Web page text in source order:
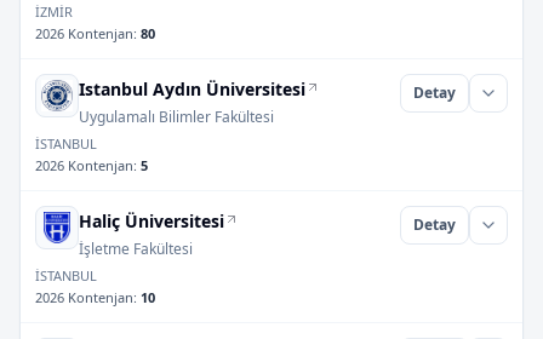
İZMİR
2026 Kontenjan: 80
Istanbul Aydın Üniversitesi
Uygulamalı Bilimler Fakültesi
Detay
İSTANBUL
2026 Kontenjan: 5
Haliç Üniversitesi
İşletme Fakültesi
Detay
İSTANBUL
2026 Kontenjan: 10